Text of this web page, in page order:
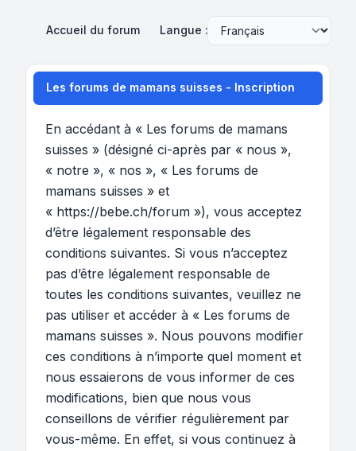
Accueil du forum Langue :
Les forums de mamans suisses - Inscription
En accédant à « Les forums de mamans
suisses » (désigné ci-après par « nous »,
« notre », « nos », « Les forums de
mamans suisses » et
« https://bebe.ch/forum »), vous acceptez
d’être légalement responsable des
conditions suivantes. Si vous n’acceptez
pas d’être légalement responsable de
toutes les conditions suivantes, veuillez ne
pas utiliser et accéder à « Les forums de
mamans suisses ». Nous pouvons modifier
ces conditions à n’importe quel moment et
nous essaierons de vous informer de ces
modifications, bien que nous vous
conseillons de vérifier régulièrement par
vous-même. En effet, si vous continuez à